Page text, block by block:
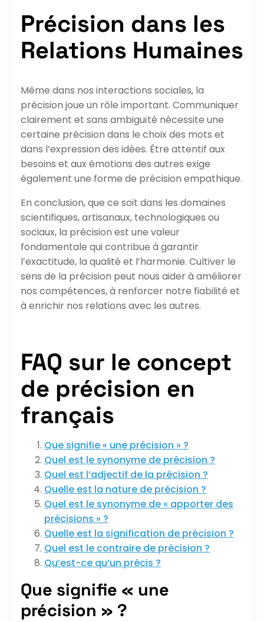
Précision dans les
Relations Humaines
Même dans nos interactions sociales, la
précision joue un rôle important. Communiquer
clairement et sans ambiguïté nécessite une
certaine précision dans le choix des mots et
dans l’expression des idées. Être attentif aux
besoins et aux émotions des autres exige
également une forme de précision empathique.
En conclusion, que ce soit dans les domaines
scientifiques, artisanaux, technologiques ou
sociaux, la précision est une valeur
fondamentale qui contribue à garantir
l’exactitude, la qualité et l’harmonie. Cultiver le
sens de la précision peut nous aider à améliorer
nos compétences, à renforcer notre fiabilité et
à enrichir nos relations avec les autres.
FAQ sur le concept
de précision en
français
Que signifie « une précision » ?
Quel est le synonyme de précision ?
Quel est l’adjectif de la précision ?
Quelle est la nature de précision ?
Quel est le synonyme de « apporter des
précisions » ?
Quelle est la signification de précision ?
Quel est le contraire de précision ?
Qu’est-ce qu’un précis ?
Que signifie « une
précision » ?